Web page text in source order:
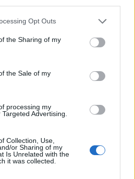
app uses one or more Google
usage behaviour. You may click to
Google and its third-party tags to
specified purposes in below Google
Opt Outs
the Sharing of my
the Sale of my
processing my
Advertising.
Collection, Use,
or Sharing of my
Is Unrelated with the
it was collected.
έως 9 μποφόρ και